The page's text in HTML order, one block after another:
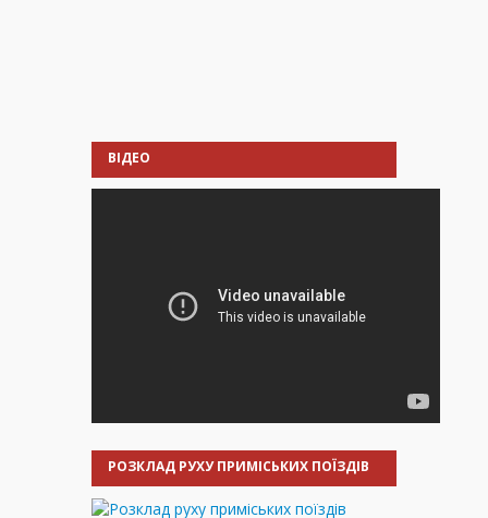
ВІДЕО
РОЗКЛАД РУХУ ПРИМІСЬКИХ ПОЇЗДІВ